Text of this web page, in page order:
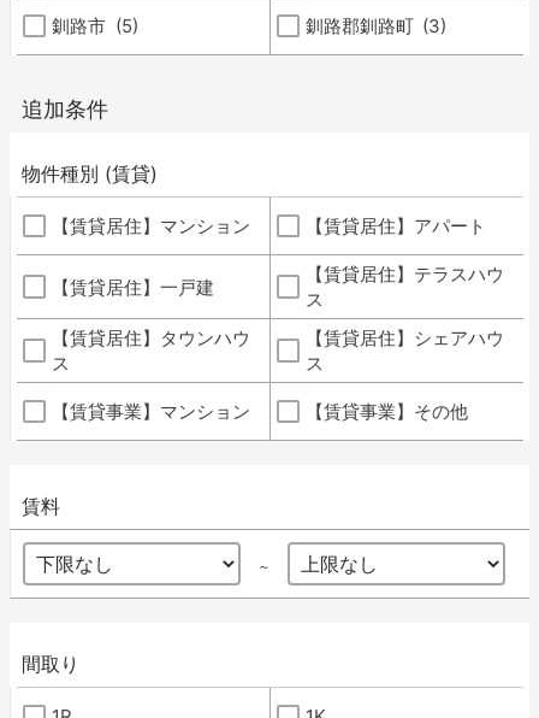
釧路市 (5) 釧路郡釧路町 (3)
追加条件
物件種別 (賃貸)
【賃貸居住】マンション 【賃貸居住】アパート
【賃貸居住】一戸建
【賃貸居住】テラスハウ
ス
【賃貸居住】タウンハウ
ス
【賃貸居住】シェアハウ
ス
【賃貸事業】マンション 【賃貸事業】その他
賃料
～
間取り